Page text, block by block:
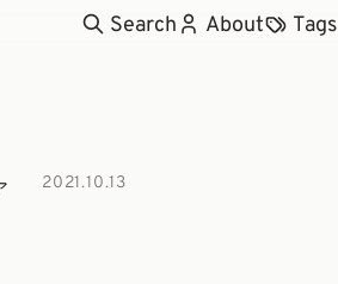
Search About Tags
2021.10.13